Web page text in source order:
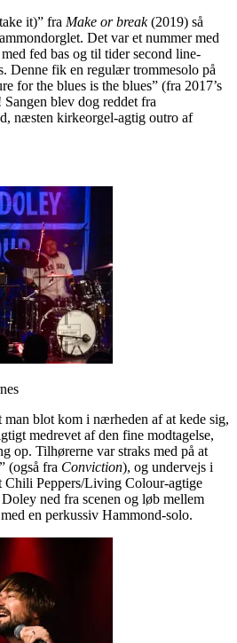
it)” fra Make or break(2019) så
Det var et nummer med
fed bas og til tider second line-
Denne fik en regulær trommesolo på
for the blues is the blues” (fra 2017’s
blev dog reddet fra
næsten kirkeorgel-agtig outro af
blot kom i nærheden af at kede sig,
medrevet af den fine modtagelse,
op. Tilhørerne var straks med på at
(også fra Conviction), og undervejs i
Chili Peppers/Living Colour-agtige
ned fra scenen og løb mellem
en perkussiv Hammond-solo.